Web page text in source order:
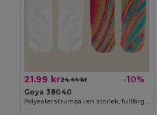
21.99 kr24.44 kr -10%
Goya 38040